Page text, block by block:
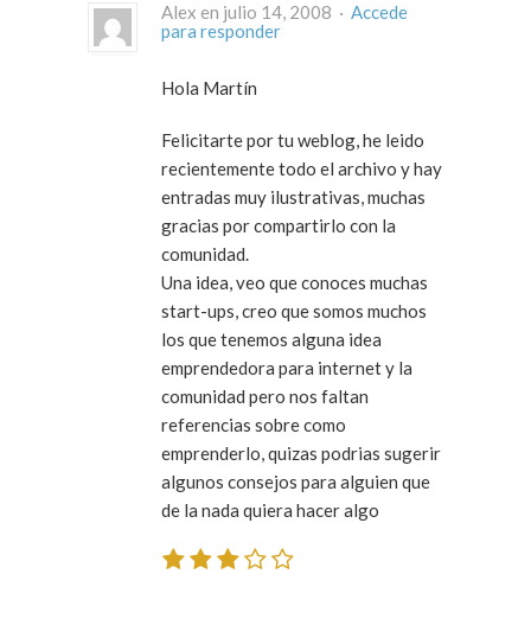
Alex en julio 14, 2008 · Accede
para responder
Hola Martín
Felicitarte por tu weblog, he leido
recientemente todo el archivo y hay
entradas muy ilustrativas, muchas
gracias por compartirlo con la
comunidad.
Una idea, veo que conoces muchas
start-ups, creo que somos muchos
los que tenemos alguna idea
emprendedora para internet y la
comunidad pero nos faltan
referencias sobre como
emprenderlo, quizas podrias sugerir
algunos consejos para alguien que
de la nada quiera hacer algo